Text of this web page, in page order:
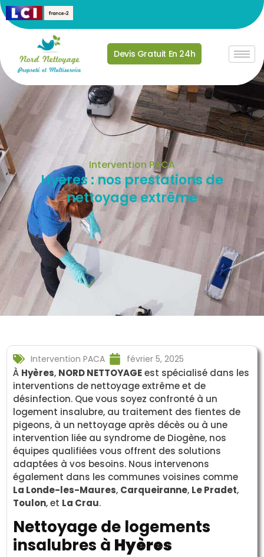
Devis Gratuit En 24h
Intervention PACA
Hyères : nos prestations de
nettoyage extrême
Intervention PACA février 5, 2025
À Hyères, NORD NETTOYAGEest spécialisé dans les
interventions de nettoyage extrême et de
désinfection. Que vous soyez confronté à un
logement insalubre, au traitement des fientes de
pigeons, à un nettoyage après décès ou à une
intervention liée au syndrome de Diogène, nos
équipes qualifiées vous offrent des solutions
adaptées à vos besoins. Nous intervenons
également dans les communes voisines comme
La Londe-les-Maures, Carqueiranne, Le Pradet,
Toulon, et La Crau.
Nettoyage de logements
insalubres à Hyères